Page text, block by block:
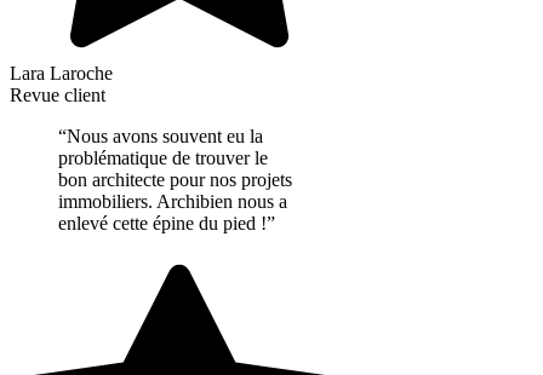
Lara Laroche
Revue client
“Nous avons souvent eu la
problématique de trouver le
bon architecte pour nos projets
immobiliers. Archibien nous a
enlevé cette épine du pied !”